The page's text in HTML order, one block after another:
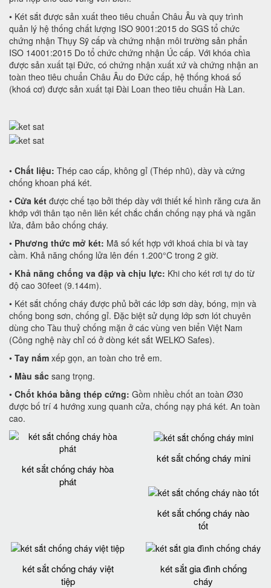
• Két sắt được sản xuất theo tiêu chuẩn Châu Âu và quy trình
quản lý hệ thống chất lượng ISO 9001:2015 do SGS tổ chức
chứng nhận Thụy Sỹ cấp và chứng nhận môi trường sản phẩn
ISO 14001:2015 Do tổ chức chứng nhận Úc cấp. Với khóa chìa
được sản xuất tại Đức, có chứng nhận xuất xứ và chứng nhận an
toàn theo tiêu chuẩn Châu Âu do Đức cấp, hệ thống khoá số
(khoá cơ) được sản xuất tại Đài Loan theo tiêu chuẩn Hà Lan.
• Chất liệu: Thép cao cấp, không gỉ (Thép nhũ), dày và cứng
chống khoan phá két.
• Cửa két được chế tạo bởi thép dày với thiết kế hình răng cưa ăn
khớp với thân tạo nên liên kết chắc chắn chống nạy phá và ngăn
lửa, đảm bảo chống cháy.
• Phương thức mở két: Mã số kết hợp với khoá chia bi và tay
cầm. Khả năng chống lửa lên đến 1.200°C trong 2 giờ.
• Khả năng chống va đập và chịu lực: Khi cho két rơi tự do từ
độ cao 30feet (9.144m).
• Két sắt chống cháy được phủ bởi các lớp sơn dày, bóng, mịn và
chống bong sơn, chống gỉ. Đặc biệt sử dụng lớp sơn lót chuyên
dùng cho Tàu thuỷ chống mặn ở các vùng ven biển Việt Nam
(Công nghệ này chỉ có ở dòng két sắt WELKO Safes).
• Tay nắm xếp gọn, an toàn cho trẻ em.
• Màu sắc sang trọng.
• Chốt khóa bằng thép cứng: Gồm nhiều chốt an toàn Ø30
được bố trí 4 hướng xung quanh cửa, chống nạy phá két. An toàn
cao.
két sắt chống cháy hòa
phát
két sắt chống cháy mini
két sắt chống cháy nào
tốt
két sắt chống cháy việt
tiệp
két sắt gia đình chống
cháy